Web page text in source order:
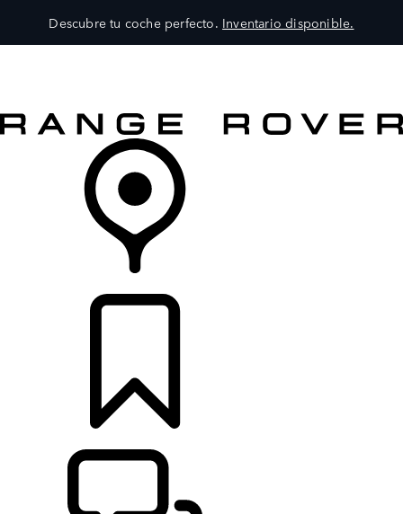
Descubre tu coche perfecto. Inventario disponible.